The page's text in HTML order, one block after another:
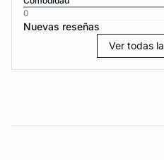
0
Nuevas reseñas
Ver todas